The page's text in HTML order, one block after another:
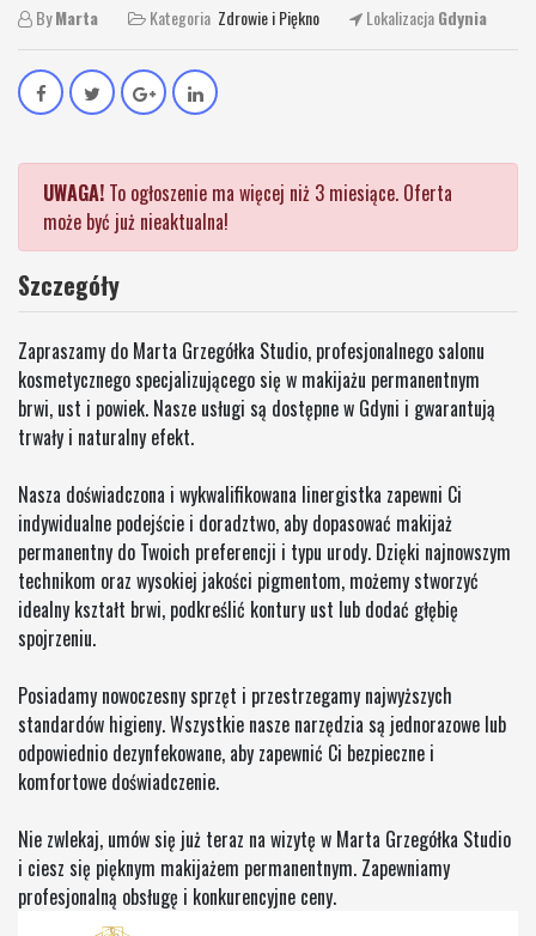
ByMarta Kategoria Zdrowie i Piękno LokalizacjaGdynia
UWAGA! To ogłoszenie ma więcej niż 3 miesiące. Oferta
może być już nieaktualna!
Szczegóły
Zapraszamy do Marta Grzegółka Studio, profesjonalnego salonu
kosmetycznego specjalizującego się w makijażu permanentnym
brwi, ust i powiek. Nasze usługi są dostępne w Gdyni i gwarantują
trwały i naturalny efekt.
Nasza doświadczona i wykwalifikowana linergistka zapewni Ci
indywidualne podejście i doradztwo, aby dopasować makijaż
permanentny do Twoich preferencji i typu urody. Dzięki najnowszym
technikom oraz wysokiej jakości pigmentom, możemy stworzyć
idealny kształt brwi, podkreślić kontury ust lub dodać głębię
spojrzeniu.
Posiadamy nowoczesny sprzęt i przestrzegamy najwyższych
standardów higieny. Wszystkie nasze narzędzia są jednorazowe lub
odpowiednio dezynfekowane, aby zapewnić Ci bezpieczne i
komfortowe doświadczenie.
Nie zwlekaj, umów się już teraz na wizytę w Marta Grzegółka Studio
i ciesz się pięknym makijażem permanentnym. Zapewniamy
profesjonalną obsługę i konkurencyjne ceny.